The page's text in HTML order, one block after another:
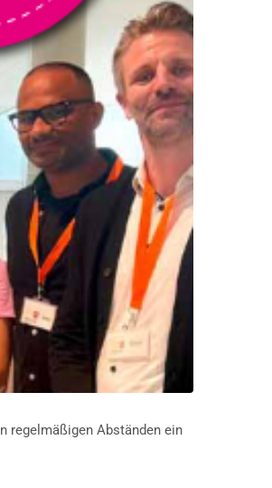
regelmäßigen Abständen ein